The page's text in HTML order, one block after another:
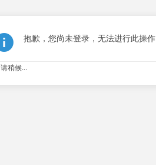
抱歉，您尚未登录，无法进行此操作
请稍候...